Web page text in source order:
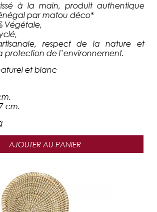
à la main, produit authentique
par matou déco*
Végétale,
respect de la nature et
protection de l’environnement.
et blanc
cm.
AJOUTER AU PANIER